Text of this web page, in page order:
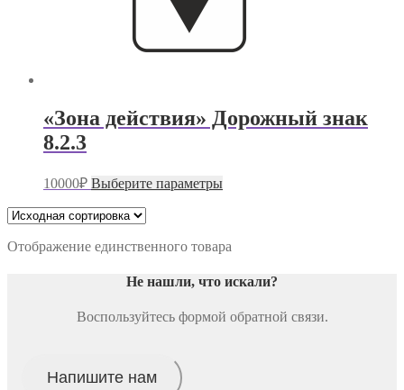
«Зона действия» Дорожный знак
8.2.3
10000₽ Выберите параметрыЭтот
вариаций.
можно
на
странице
Отображение единственного товара
Не нашли, что искали?
Воспользуйтесь формой обратной связи.
Напишите нам